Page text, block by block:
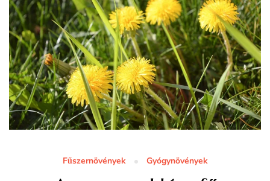
Fűszernövények Gyógynövények